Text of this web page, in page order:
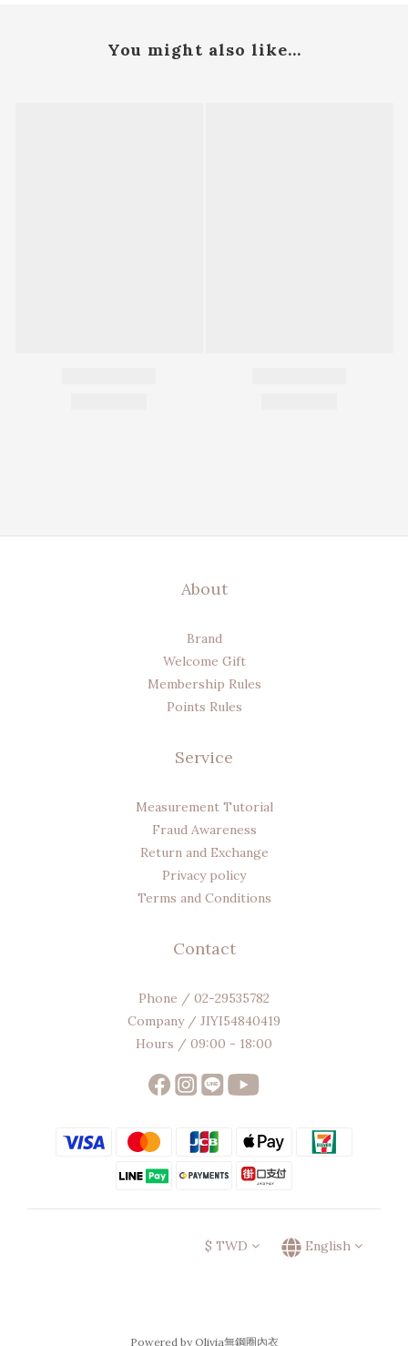
You might also like...
About
Brand
Welcome Gift
Membership Rules
Points Rules
Service
Measurement Tutorial
Fraud Awareness
Return and Exchange
Privacy policy
Terms and Conditions
Contact
Phone / 02-29535782
Company / JIYI54840419
Hours / 09:00 - 18:00
$ TWD English
Powered by Olivia無鋼圈內衣